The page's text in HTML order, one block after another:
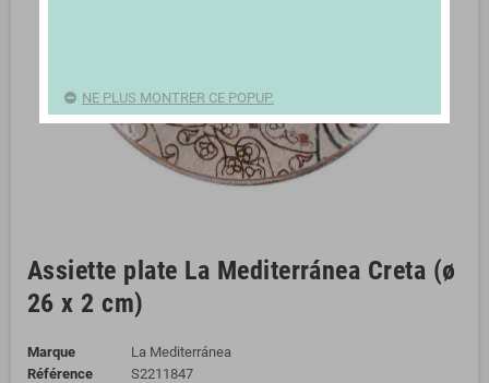
Assiette plate La Mediterránea Creta (ø
26 x 2 cm)
Marque
La Mediterránea
Référence
S2211847
NE PLUS MONTRER CE POPUP.